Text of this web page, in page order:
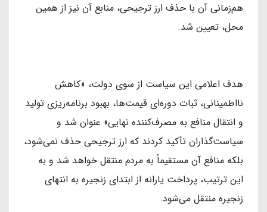
هم‌زمانی آن با حذف ارز ترجیحی، منابع آن نیز از همین
محل، تعیین شد.
هدف اعلامی این سیاست از سوی دولت، «کاهش
نااطمینانی، ثبات دوره‌ای قیمت‌ها، بهبود برنامه‌ریزی تولید
و انتقال منافع به مصرف‌کننده نهایی» عنوان شد و
سیاست‌گذاران تأکید کردند که ارز ترجیحی حذف نمی‌شود،
بلکه منافع آن مستقیماً به مردم منتقل خواهد شد و به
این ترتیب، پرداخت یارانه از ابتدای زنجیره به انتهای
زنجیره منتقل می‌شود.